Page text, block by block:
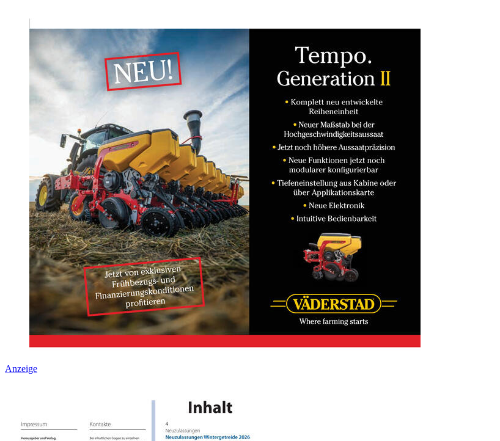
Anzeige